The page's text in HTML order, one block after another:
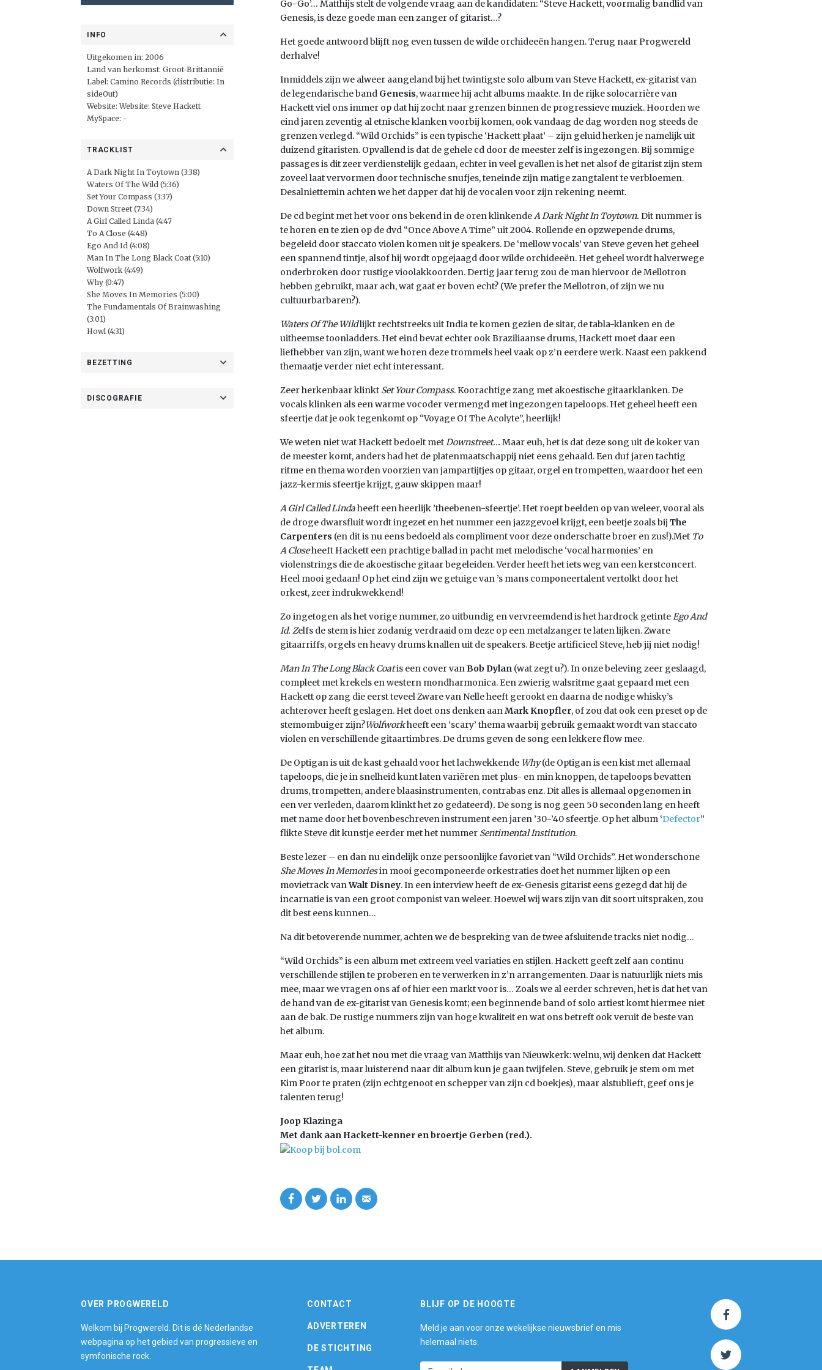
INFO
Uitgekomen in: 2006
Land van herkomst: Groot-Brittannië
Label: Camino Records (distributie: In
sideOut)
Website:Website: Steve Hackett
MySpace: -
TRACKLIST
A Dark Night In Toytown (3:38)
Waters Of The Wild (5:36)
Set Your Compass (3:37)
Down Street (7:34)
A Girl Called Linda (4:47
To A Close (4:48)
Ego And Id (4:08)
Man In The Long Black Coat (5:10)
Wolfwork (4:49)
Why (0:47)
She Moves In Memories (5:00)
The Fundamentals Of Brainwashing
(3:01)
Howl (4:31)
BEZETTING
DISCOGRAFIE
Go-Go’… Matthijs stelt de volgende vraag aan de kandidaten: “Steve Hackett, voormalig bandlid van
Genesis, is deze goede man een zanger of gitarist…?
Het goede antwoord blijft nog even tussen de wilde orchideeën hangen. Terug naar Progwereld
derhalve!
Inmiddels zijn we alweer aangeland bij het twintigste solo album van Steve Hackett, ex-gitarist van
de legendarische band Genesis, waarmee hij acht albums maakte. In de rijke solocarrière van
Hackett viel ons immer op dat hij zocht naar grenzen binnen de progressieve muziek. Hoorden we
eind jaren zeventig al etnische klanken voorbij komen, ook vandaag de dag worden nog steeds de
grenzen verlegd. “Wild Orchids” is een typische ‘Hackett plaat’ – zijn geluid herken je namelijk uit
duizend gitaristen. Opvallend is dat de gehele cd door de meester zelf is ingezongen. Bij sommige
passages is dit zeer verdienstelijk gedaan, echter in veel gevallen is het net alsof de gitarist zijn stem
zoveel laat vervormen door technische snufjes, teneinde zijn matige zangtalent te verbloemen.
Desalniettemin achten we het dapper dat hij de vocalen voor zijn rekening neemt.
De cd begint met het voor ons bekend in de oren klinkendeA Dark Night In Toytown. Dit nummer is
te horen en te zien op de dvd “Once Above A Time” uit 2004. Rollende en opzwepende drums,
begeleid door staccato violen komen uit je speakers. De ‘mellow vocals’ van Steve geven het geheel
een spannend tintje, alsof hij wordt opgejaagd door wilde orchideeën. Het geheel wordt halverwege
onderbroken door rustige vioolakkoorden. Dertig jaar terug zou de man hiervoor de Mellotron
hebben gebruikt, maar ach, wat gaat er boven echt? (We prefer the Mellotron, of zijn we nu
cultuurbarbaren?).
Waters Of The Wildlijkt rechtstreeks uit India te komen gezien de sitar, de tabla-klanken en de
uitheemse toonladders. Het eind bevat echter ook Braziliaanse drums, Hackett moet daar een
liefhebber van zijn, want we horen deze trommels heel vaak op z’n eerdere werk. Naast een pakkend
themaatje verder niet echt interessant.
Zeer herkenbaar klinkt Set Your Compass. Koorachtige zang met akoestische gitaarklanken. De
vocals klinken als een warme vocoder vermengd met ingezongen tapeloops. Het geheel heeft een
sfeertje dat je ook tegenkomt op “Voyage Of The Acolyte”, heerlijk!
We weten niet wat Hackett bedoelt metDownstreet... Maar euh, het is dat deze song uit de koker van
de meester komt, anders had het de platenmaatschappij niet eens gehaald. Een duf jaren tachtig
ritme en thema worden voorzien van jampartijtjes op gitaar, orgel en trompetten, waardoor het een
jazz-kermis sfeertje krijgt, gauw skippen maar!
A Girl Called Lindaheeft een heerlijk ’theebenen-sfeertje’. Het roept beelden op van weleer, vooral als
de droge dwarsfluit wordt ingezet en het nummer een jazzgevoel krijgt, een beetje zoals bij The
Carpenters (en dit is nu eens bedoeld als compliment voor deze onderschatte broer en zus!).Met To
A Closeheeft Hackett een prachtige ballad in pacht met melodische ‘vocal harmonies’ en
violenstrings die de akoestische gitaar begeleiden. Verder heeft het iets weg van een kerstconcert.
Heel mooi gedaan! Op het eind zijn we getuige van ’s mans componeertalent vertolkt door het
orkest, zeer indrukwekkend!
Zo ingetogen als het vorige nummer, zo uitbundig en vervreemdend is het hardrock getinteEgo And
Id. Zelfs de stem is hier zodanig verdraaid om deze op een metalzanger te laten lijken. Zware
gitaarriffs, orgels en heavy drums knallen uit de speakers. Beetje artificieel Steve, heb jij niet nodig!
Man In The Long Black Coatis een cover vanBob Dylan (wat zegt u?). In onze beleving zeer geslaagd,
compleet met krekels en western mondharmonica. Een zwierig walsritme gaat gepaard met een
Hackett op zang die eerst teveel Zware van Nelle heeft gerookt en daarna de nodige whisky’s
achterover heeft geslagen. Het doet ons denken aanMark Knopfler, of zou dat ook een preset op de
stemombuiger zijn?Wolfworkheeft een ‘scary’ thema waarbij gebruik gemaakt wordt van staccato
violen en verschillende gitaartimbres. De drums geven de song een lekkere flow mee.
De Optigan is uit de kast gehaald voor het lachwekkende Why(de Optigan is een kist met allemaal
tapeloops, die je in snelheid kunt laten variëren met plus- en min knoppen, de tapeloops bevatten
drums, trompetten, andere blaasinstrumenten, contrabas enz. Dit alles is allemaal opgenomen in
een ver verleden, daarom klinkt het zo gedateerd). De song is nog geen 50 seconden lang en heeft
met name door het bovenbeschreven instrument een jaren ’30-’40 sfeertje. Op het album ‘Defector”
flikte Steve dit kunstje eerder met het nummer Sentimental Institution.
Beste lezer – en dan nu eindelijk onze persoonlijke favoriet van “Wild Orchids”. Het wonderschone
She Moves In Memoriesin mooi gecomponeerde orkestraties doet het nummer lijken op een
movietrack vanWalt Disney. In een interview heeft de ex-Genesis gitarist eens gezegd dat hij de
incarnatie is van een groot componist van weleer. Hoewel wij wars zijn van dit soort uitspraken, zou
dit best eens kunnen…
Na dit betoverende nummer, achten we de bespreking van de twee afsluitende tracks niet nodig…
“Wild Orchids” is een album met extreem veel variaties en stijlen. Hackett geeft zelf aan continu
verschillende stijlen te proberen en te verwerken in z’n arrangementen. Daar is natuurlijk niets mis
mee, maar we vragen ons af of hier een markt voor is… Zoals we al eerder schreven, het is dat het van
de hand van de ex-gitarist van Genesis komt; een beginnende band of solo artiest komt hiermee niet
aan de bak. De rustige nummers zijn van hoge kwaliteit en wat ons betreft ook veruit de beste van
het album.
Maar euh, hoe zat het nou met die vraag van Matthijs van Nieuwkerk: welnu, wij denken dat Hackett
een gitarist is, maar luisterend naar dit album kun je gaan twijfelen. Steve, gebruik je stem om met
Kim Poor te praten (zijn echtgenoot en schepper van zijn cd boekjes), maar alstublieft, geef ons je
talenten terug!
Joop Klazinga
Met dank aan Hackett-kenner en broertje Gerben (red.).
OVER PROGWERELD
Welkom bij Progwereld. Dit is dé Nederlandse
webpagina op het gebied van progressieve en
symfonische rock.
CONTACT
ADVERTEREN
DE STICHTING
BLIJF OP DE HOOGTE
Meld je aan voor onze wekelijkse nieuwsbrief en mis
helemaal niets.